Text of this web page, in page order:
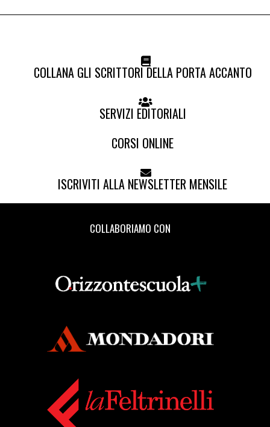
COLLANA GLI SCRITTORI DELLA PORTA ACCANTO
SERVIZI EDITORIALI
CORSI ONLINE
ISCRIVITI ALLA NEWSLETTER MENSILE
COLLABORIAMO CON